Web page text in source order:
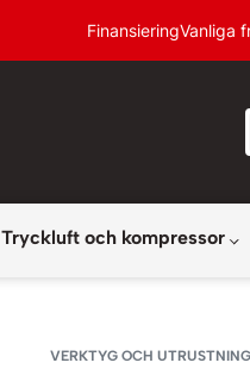
FinansieringVanliga
Tryckluft och kompressor
VERKTYG OCH